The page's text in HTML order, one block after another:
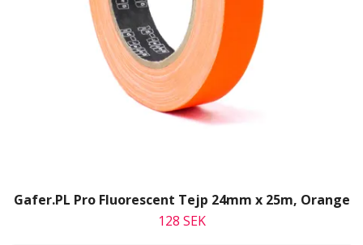
Gafer.PL Pro Fluorescent Tejp 24mm x 25m, Orange
128 SEK